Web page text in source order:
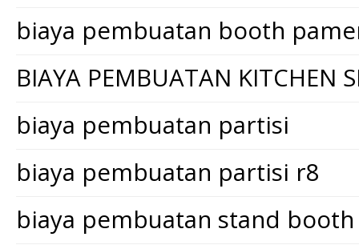
biaya pembuatan booth
BIAYA PEMBUATAN KITCHEN
biaya pembuatan partisi
biaya pembuatan partisi r8
biaya pembuatan stand booth